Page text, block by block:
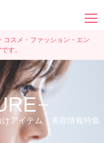
コスメ・ファッション・エン
す。
アイテム・美容情報特集